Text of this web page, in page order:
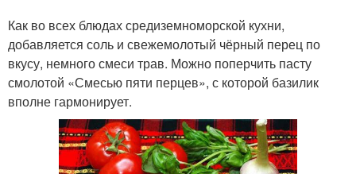
Как во всех блюдах средиземноморской кухни,
добавляется соль и свежемолотый чёрный перец по
вкусу, немного смеси трав. Можно поперчить пасту
смолотой «Смесью пяти перцев», с которой базилик
вполне гармонирует.